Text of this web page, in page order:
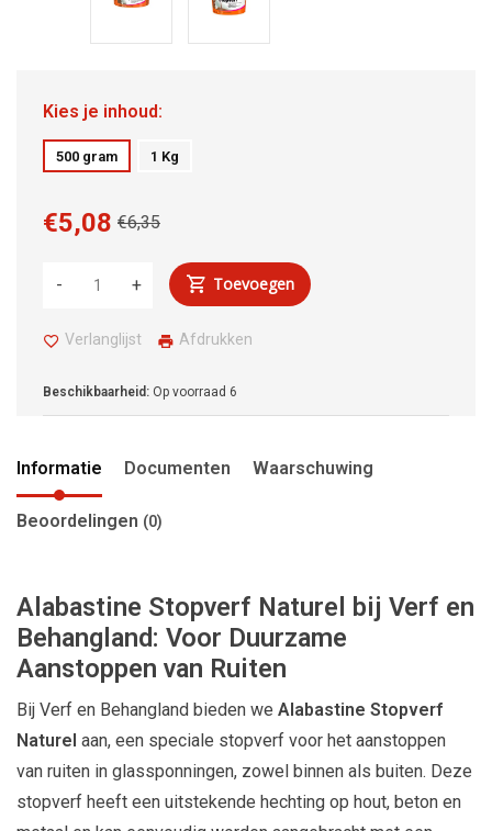
Kies je inhoud:
500 gram 1 Kg
€6,35
€5,08
+
- Toevoegen
Verlanglijst Afdrukken
Beschikbaarheid: Op voorraad 6
Informatie Documenten Waarschuwing
Beoordelingen (0)
Alabastine Stopverf Naturel bij Verf en
Behangland: Voor Duurzame
Aanstoppen van Ruiten
Bij Verf en Behangland bieden we Alabastine Stopverf
Naturel aan, een speciale stopverf voor het aanstoppen
van ruiten in glassponningen, zowel binnen als buiten. Deze
stopverf heeft een uitstekende hechting op hout, beton en